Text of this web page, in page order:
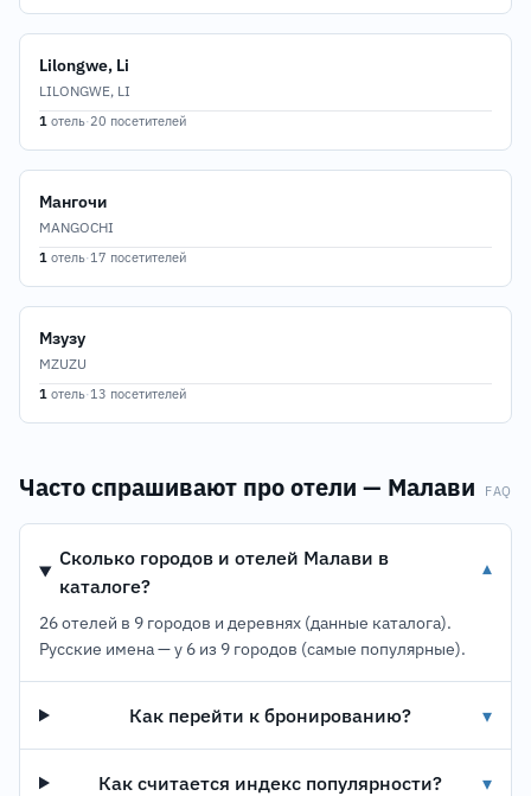
Lilongwe, Li
LILONGWE, LI
1 отель·20 посетителей
Мангочи
MANGOCHI
1 отель·17 посетителей
Мзузу
MZUZU
1 отель·13 посетителей
Часто спрашивают про отели — Малави FAQ
Сколько городов и отелей Малави в
каталоге?
▾
26 отелей в 9 городов и деревнях (данные каталога).
Русские имена — у 6 из 9 городов (самые популярные).
Как перейти к бронированию? ▾
Как считается индекс популярности? ▾